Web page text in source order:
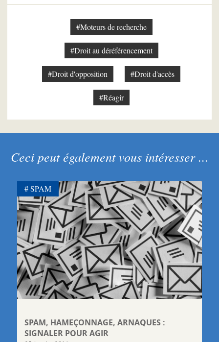
#Moteurs de recherche
#Droit au déréférencement
#Droit d'opposition #Droit d'accès
#Réagir
Ceci peut également vous intéresser ...
SPAM, HAMEÇONNAGE, ARNAQUES :
SIGNALER POUR AGIR
SPAM